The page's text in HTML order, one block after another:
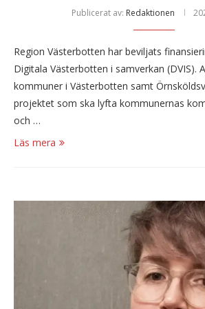
Publicerat av: Redaktionen
Region Västerbotten har beviljats
Digitala Västerbotten i samverkan (DVIS).
kommuner i Västerbotten samt
projektet som ska lyfta kommunernas
och …
Läs mera